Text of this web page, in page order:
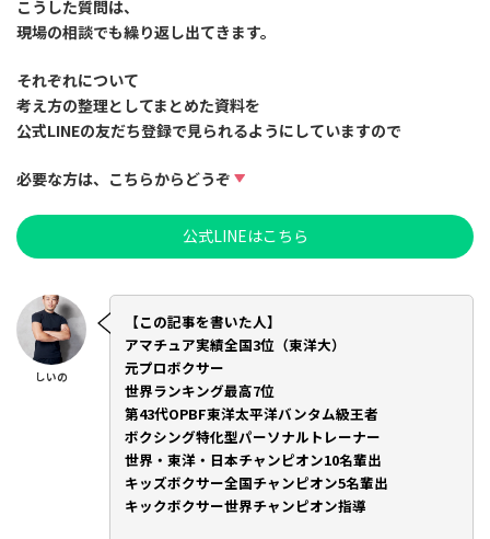
こうした質問は、
現場の相談でも繰り返し出てきます。
それぞれについて
考え方の整理としてまとめた資料を
公式LINEの友だち登録で見られるようにしていますので
必要な方は、こちらからどうぞ
公式LINEはこちら
しいの
【この記事を書いた人】
アマチュア実績全国3位（東洋大）
元プロボクサー
世界ランキング最高7位
第43代OPBF東洋太平洋バンタム級王者
ボクシング特化型パーソナルトレーナー
世界・東洋・日本チャンピオン10名輩出
キッズボクサー全国チャンピオン5名輩出
キックボクサー世界チャンピオン指導